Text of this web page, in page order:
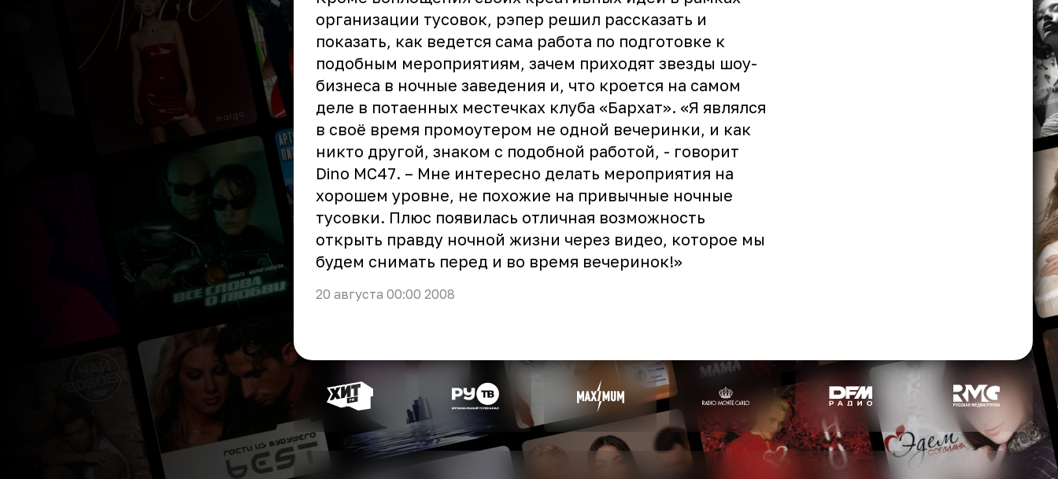
организации тусовок, рэпер решил рассказать и
показать, как ведется сама работа по подготовке к
подобным мероприятиям, зачем приходят звезды шоу-
бизнеса в ночные заведения и, что кроется на самом
деле в потаенных местечках клуба «Бархат». «Я являлся
в своё время промоутером не одной вечеринки, и как
никто другой, знаком с подобной работой, - говорит
Dino MC47. – Мне интересно делать мероприятия на
хорошем уровне, не похожие на привычные ночные
тусовки. Плюс появилась отличная возможность
открыть правду ночной жизни через видео, которое мы
будем снимать перед и во время вечеринок!»
20 августа 00:00 2008